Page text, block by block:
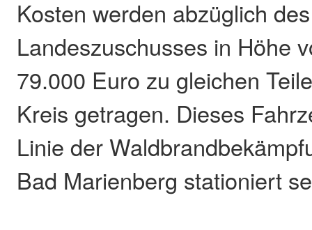
Kosten werden abzüglich des
Landeszuschusses in Höhe
79.000 Euro zu gleichen
Kreis getragen. Dieses
Linie der
Bad Marienberg stationiert